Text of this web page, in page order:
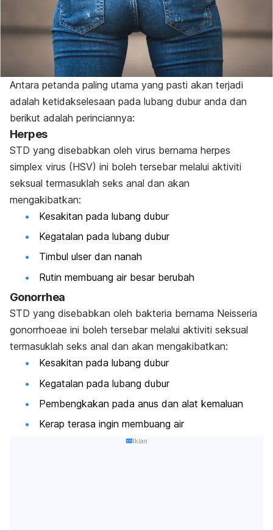
Antara petanda paling utama yang pasti akan terjadi
adalah ketidakselesaan pada lubang dubur anda dan
berikut adalah perinciannya:
Herpes
STD yang disebabkan oleh virus bernama herpes
simplex virus (HSV) ini boleh tersebar melalui aktiviti
seksual termasuklah seks anal dan akan
mengakibatkan:
Kesakitan pada lubang dubur
Kegatalan pada lubang dubur
Timbul ulser dan nanah
Rutin membuang air besar berubah
Gonorrhea
STD yang disebabkan oleh bakteria bernama Neisseria
gonorrhoeae ini boleh tersebar melalui aktiviti seksual
termasuklah seks anal dan akan mengakibatkan:
Kesakitan pada lubang dubur
Kegatalan pada lubang dubur
Pembengkakan pada anus dan alat kemaluan
Kerap terasa ingin membuang air
Iklan